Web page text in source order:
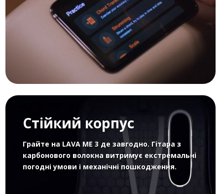
Стійкий корпус
Грайте на LAVA ME 3 де завгодно. Гітара з
карбонового волокна витримує екстремальні
погодні умови і механічні пошкодження.